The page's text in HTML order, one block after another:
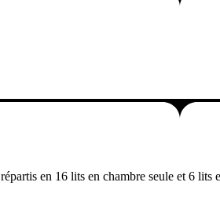
répartis en 16 lits en chambre seule et 6 lits